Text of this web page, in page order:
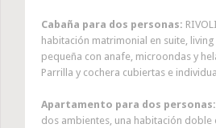
Cabaña para dos personas:
habitación matrimonial en suite,
pequeña con anafe, microondas y
Parrilla y cochera cubiertas e
Apartamento para dos personas:
dos ambientes, una habitación doble